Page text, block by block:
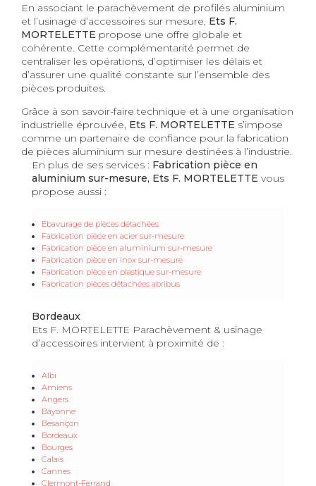
En associant le parachèvement de profilés aluminium
et l’usinage d’accessoires sur mesure, Ets F.
MORTELETTE propose une offre globale et
cohérente. Cette complémentarité permet de
centraliser les opérations, d’optimiser les délais et
d’assurer une qualité constante sur l’ensemble des
pièces produites.
Grâce à son savoir-faire technique et à une organisation
industrielle éprouvée, Ets F. MORTELETTE s’impose
comme un partenaire de confiance pour la fabrication
de pièces aluminium sur mesure destinées à l’industrie.
En plus de ses services : Fabrication pièce en
aluminium sur-mesure, Ets F. MORTELETTE vous
propose aussi :
Ebavurage de pièces détachées
Fabrication pièce en acier sur-mesure
Fabrication pièce en aluminium sur-mesure
Fabrication pièce en inox sur-mesure
Fabrication pièce en plastique sur-mesure
Fabrication pièces détachées abribus
Bordeaux
Ets F. MORTELETTE Parachèvement & usinage
d’accessoires intervient à proximité de :
Albi
Amiens
Angers
Bayonne
Besançon
Bordeaux
Bourges
Calais
Cannes
Clermont-Ferrand